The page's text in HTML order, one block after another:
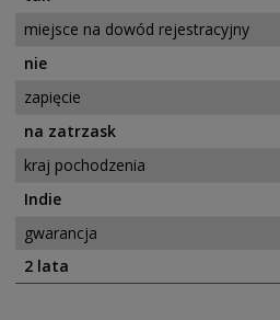
miejsce na dowód rejestracyjny
nie
zapięcie
na zatrzask
kraj pochodzenia
Indie
gwarancja
2 lata